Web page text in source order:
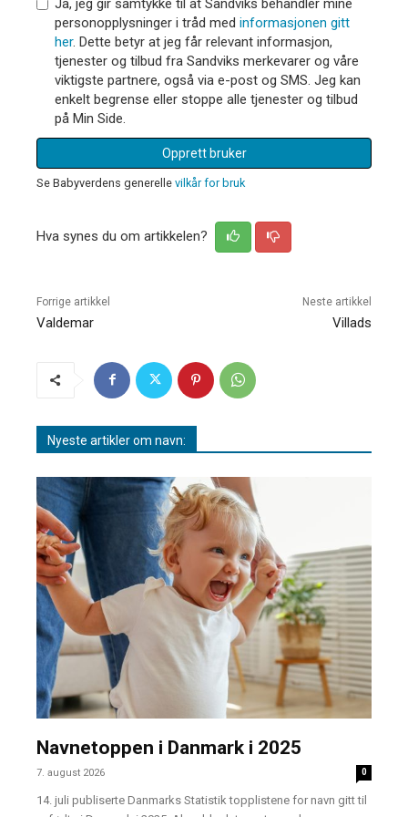
personopplysninger i tråd med informasjonen gitt
her. Dette betyr at jeg får relevant informasjon,
tjenester og tilbud fra Sandviks merkevarer og våre
viktigste partnere, også via e-post og SMS. Jeg kan
enkelt begrense eller stoppe alle tjenester og tilbud
på Min Side.
Opprett bruker
Se Babyverdens generelle vilkår for bruk
Hva synes du om artikkelen?
Forrige artikkel
Valdemar
Neste artikkel
Villads
Nyeste artikler om navn:
Navnetoppen i Danmark i 2025
7. august 2026 0
14. juli publiserte Danmarks Statistik topplistene for navn gitt til